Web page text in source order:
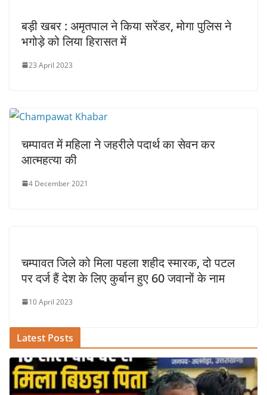
बड़ी खबर : अमृतपाल ने किया सरेंडर, मोगा पुलिस ने
भगोड़े को लिया हिरासत में
23 April 2023
चम्पावत में महिला ने जहरीले पदार्थ का सेवन कर
आत्महत्या की
4 December 2021
चम्पावत जिले को मिला पहला शहीद स्मारक, दो पटल
पर दर्ज हैं देश के लिए कुर्बान हुए 60 जवानों के नाम
10 April 2023
Latest Posts